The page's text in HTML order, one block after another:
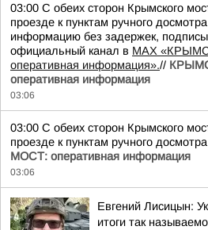
03:00 С обеих сторон Крымского
проезде к пунктам ручного
информацию без задержек,
официальный канал в MAX
оперативная информация».//
оперативная информация
03:06
03:00 С обеих сторон Крымского
проезде к пунктам ручного
МОСТ: оперативная информация
03:06
Евгений Лисицын:
итоги так